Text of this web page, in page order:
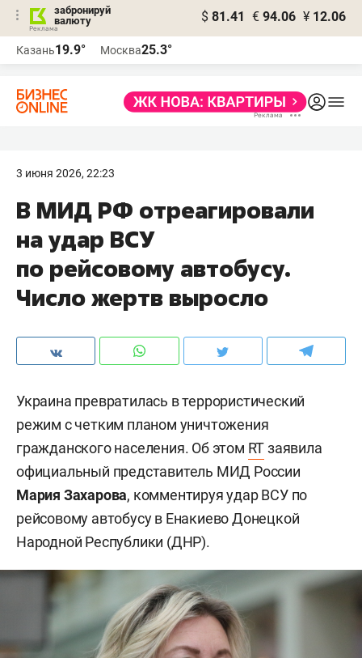
забронируй
валюту
$ 81.41 € 94.06 ¥ 12.06
Казань19.9° Москва25.3°
3 июня 2026, 22:23
В МИД РФ отреагировали
на удар ВСУ
по рейсовому автобусу.
Число жертв выросло
Украина превратилась в террористический
режим с четким планом уничтожения
гражданского населения. Об этом RTзаявила
официальный представитель МИД России
Мария Захарова, комментируя удар ВСУ по
рейсовому автобусу в Енакиево Донецкой
Народной Республики (ДНР).